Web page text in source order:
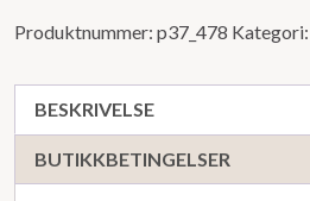
Produktnummer: p37_478 Kategori:
BESKRIVELSE
BUTIKKBETINGELSER